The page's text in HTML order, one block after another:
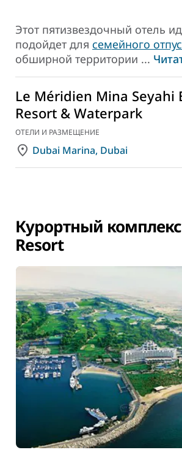
Этот пятизвездочный отель
подойдет для семейного
обширной территории ...
Le Méridien Mina Seyahi
Resort & Waterpark
ОТЕЛИ И РАЗМЕЩЕНИЕ
Dubai Marina, Dubai
Курортный комплекс
Resort